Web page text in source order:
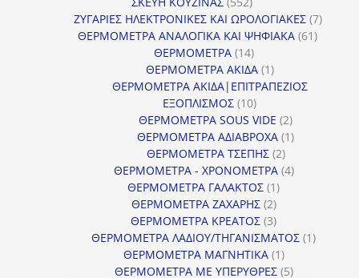
προϊόντα
ΖΥΓΑΡΙΕΣ ΗΛΕΚΤΡΟΝΙΚΕΣ ΚΑΙ ΩΡΟΛΟΓΙΑΚΕΣ 77
ΘΕΡΜΟΜΕΤΡΑ ΑΝΑΛΟΓΙΚΑ ΚΑΙ ΨΗΦΙΑΚΑ 6161
ΘΕΡΜΟΜΕΤΡΑ 1414
προϊόντα
ΘΕΡΜΟΜΕΤΡΑ ΑΚΙΔΑ 11
προϊόν
ΘΕΡΜΟΜΕΤΡΑ ΑΚΙΔΑ|ΕΠΙΤΡΑΠΕΖΙΟΣ
ΕΞΟΠΛΙΣΜΟΣ 1010
προϊόντα
ΘΕΡΜΟΜΕΤΡΑ SOUS VIDE 22
προϊόντα
ΘΕΡΜΟΜΕΤΡΑ ΑΔΙΑΒΡΟΧΑ 11
ΘΕΡΜΟΜΕΤΡΑ ΤΣΕΠΗΣ 22
προϊόντα
ΘΕΡΜΟΜΕΤΡΑ - ΧΡΟΝΟΜΕΤΡΑ 44
ΘΕΡΜΟΜΕΤΡΑ ΓΑΛΑΚΤΟΣ 11
προϊόν
ΘΕΡΜΟΜΕΤΡΑ ΖΑΧΑΡΗΣ 22
προϊόντα
ΘΕΡΜΟΜΕΤΡΑ ΚΡΕΑΤΟΣ 33
προϊόντα
ΘΕΡΜΟΜΕΤΡΑ ΛΑΔΙΟΥ/ΤΗΓΑΝΙΣΜΑΤΟΣ 11
ΘΕΡΜΟΜΕΤΡΑ ΜΑΓΝΗΤΙΚΑ 11
προϊόν
ΘΕΡΜΟΜΕΤΡΑ ΜΕ ΥΠΕΡΥΘΡΕΣ 55